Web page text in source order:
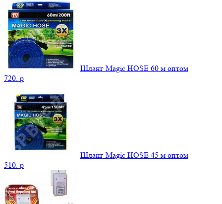
Шланг Magic HOSE 60 м оптом
720. p
Шланг Magic HOSE 45 м оптом
510. p